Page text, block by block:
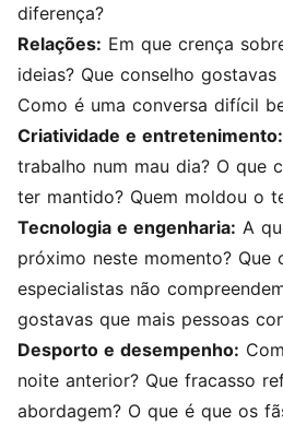
diferença?
Relações: Em que crença
ideias? Que conselho
Como é uma conversa difícil
Criatividade e entretenimento:
trabalho num mau dia? O que
ter mantido? Quem moldou o
Tecnologia e engenharia: A
próximo neste momento? Que
especialistas não
gostavas que mais pessoas
Desporto e desempenho:
noite anterior? Que fracasso
abordagem? O que é que os